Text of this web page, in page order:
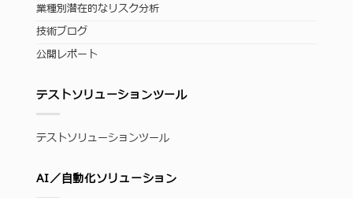
業種別潜在的なリスク分析
技術ブログ
公開レポート
テストソリューションツール
テストソリューションツール
AI／自動化ソリューション